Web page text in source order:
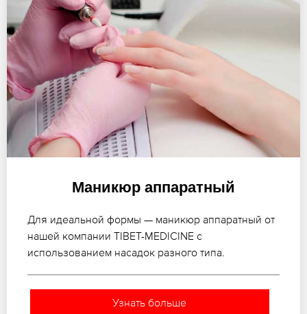
Маникюр аппаратный
Для идеальной формы — маникюр аппаратный от
нашей компании TIBET-MEDICINE с
использованием насадок разного типа.
Узнать больше